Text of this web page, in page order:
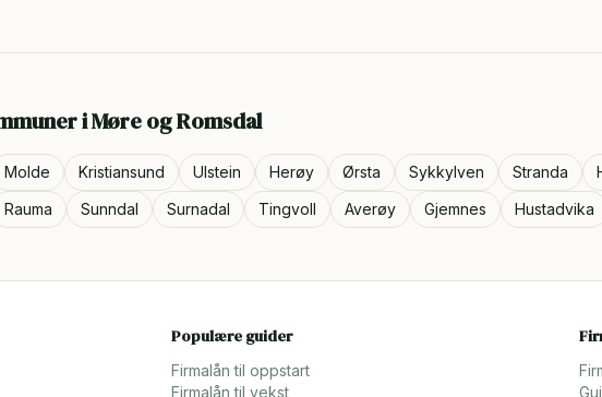
iMøre og Romsdal
Molde Kristiansund Ulstein Herøy Ørsta Sykkylven Stranda
Rauma Sunndal Surnadal Tingvoll Averøy Gjemnes Hustadvika
Populære guider
Firmalån til oppstart
Firmalån til vekst